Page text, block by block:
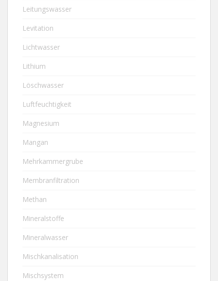
Leitungswasser
Levitation
Lichtwasser
Lithium
Löschwasser
Luftfeuchtigkeit
Magnesium
Mangan
Mehrkammergrube
Membranfiltration
Methan
Mineralstoffe
Mineralwasser
Mischkanalisation
Mischsystem